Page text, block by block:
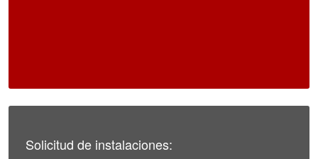
Solicitud de instalaciones: